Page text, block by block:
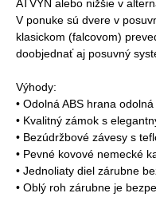
ATVYN alebo nižšie v
V ponuke sú dvere v
klasickom (falcovom)
doobjednať aj posuvný
Výhody:
• Odolná ABS hrana
• Kvalitný zámok s
• Bezúdržbové závesy s
• Pevné kovové nemecké
• Jednoliaty diel zárubne
• Oblý roh zárubne je